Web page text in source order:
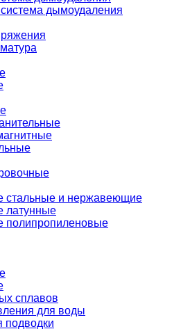
дымоудаления
стальные и нержавеющие
латунные
полипропиленовые
сплавов
для воды
подводки